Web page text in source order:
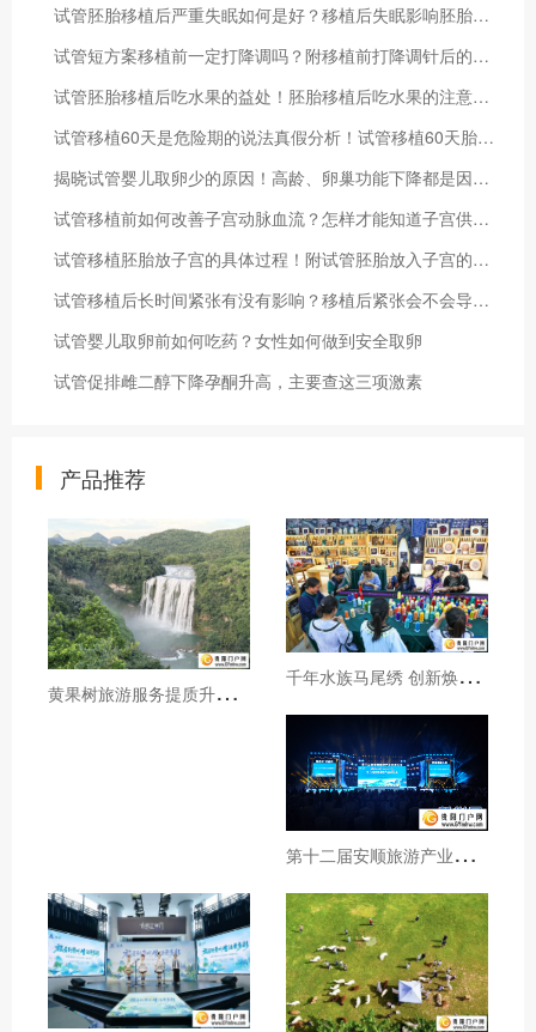
试管胚胎移植后严重失眠如何是好？移植后失眠影响胚胎着床吗
试管短方案移植前一定打降调吗？附移植前打降调针后的移植时间
试管胚胎移植后吃水果的益处！胚胎移植后吃水果的注意事项
试管移植60天是危险期的说法真假分析！试管移植60天胎停概率大吗
揭晓试管婴儿取卵少的原因！高龄、卵巢功能下降都是因素之一
试管移植前如何改善子宫动脉血流？怎样才能知道子宫供血好不好
试管移植胚胎放子宫的具体过程！附试管胚胎放入子宫的注意事项
试管移植后长时间紧张有没有影响？移植后紧张会不会导致出血
试管婴儿取卵前如何吃药？女性如何做到安全取卵
试管促排雌二醇下降孕酮升高，主要查这三项激素
产品推荐
黄
果树旅游服务提质升级暖心护航游客行程 千
年水族马尾绣 创新焕发新生机
第
十二届安顺旅游产业发展大会开幕